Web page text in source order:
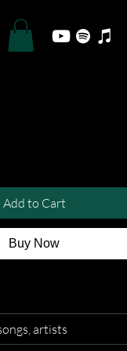
Add to Cart
Buy Now